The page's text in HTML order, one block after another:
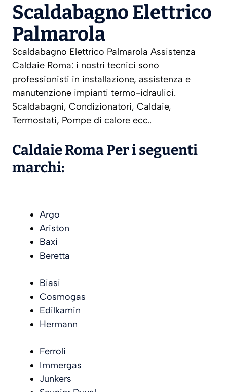
Scaldabagno Elettrico
Palmarola
Scaldabagno Elettrico Palmarola Assistenza
Caldaie Roma: i nostri tecnici sono
professionisti in installazione, assistenza e
manutenzione impianti termo-idraulici.
Scaldabagni, Condizionatori, Caldaie,
Termostati, Pompe di calore ecc..
Caldaie Roma Per i seguenti
marchi:
Argo
Ariston
Baxi
Beretta
Biasi
Cosmogas
Edilkamin
Hermann
Ferroli
Immergas
Junkers